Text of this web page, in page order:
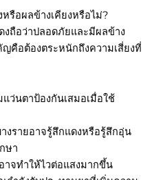
รือผลข้างเคียงหรือไม่?
งถือว่าปลอดภัยและมีผลข้าง
คือต้องตระหนักถึงความเสี่ยงที่
ว่นตาป้องกันเสมอเมื่อใช้
งรายอาจรู้สึกแดงหรือรู้สึกอุ่น
ษา
าจทำให้ไวต่อแสงมากขึ้น